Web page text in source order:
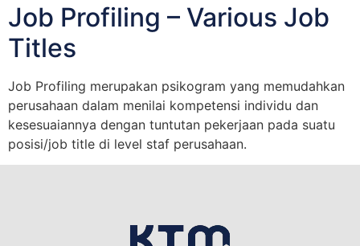
Job Profiling – Various Job
Titles
Job Profiling merupakan psikogram yang memudahkan
perusahaan dalam menilai kompetensi individu dan
kesesuaiannya dengan tuntutan pekerjaan pada suatu
posisi/job title di level staf perusahaan.